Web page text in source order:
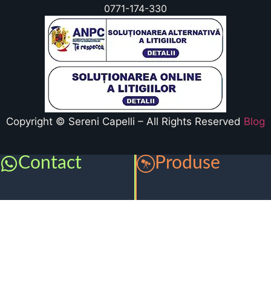
0771-174-330
Copyright © Sereni Capelli – All Rights Reserved Blog
Contact Produse